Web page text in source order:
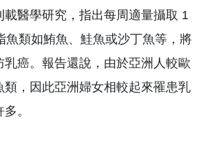
載醫學研究，指出每周適量攝取 1
魚類如鮪魚、鮭魚或沙丁魚等，將
乳癌。報告還說，由於亞洲人較歐
類，因此亞洲婦女相較起來罹患乳
。